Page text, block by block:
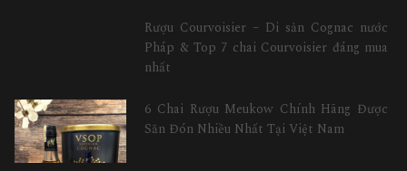
Rượu Courvoisier – Di sản Cognac nước
Pháp & Top 7 chai Courvoisier đáng mua
nhất
6 Chai Rượu Meukow Chính Hãng Được
Săn Đón Nhiều Nhất Tại Việt Nam